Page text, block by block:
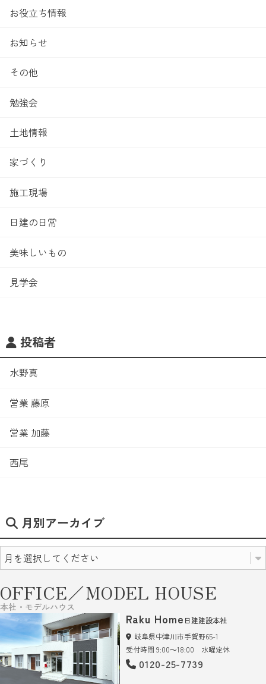
お役立ち情報
お知らせ
その他
勉強会
土地情報
家づくり
施工現場
日建の日常
美味しいもの
見学会
投稿者
水野真
営業 藤原
営業 加藤
西尾
月別アーカイブ
OFFICE／MODEL HOUSE
本社・モデルハウス
Raku Home 日建建設本社
岐阜県中津川市手賀野65-1
受付時間 9:00～18:00 水曜定休
0120-25-7739